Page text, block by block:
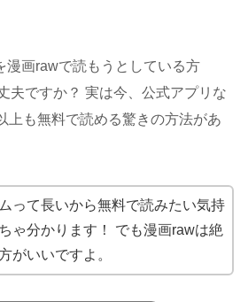
漫画rawで読もうとしている方
夫ですか？ 実は今、公式アプリな
上も無料で読める驚きの方法があ
って長いから無料で読みたい気持
ゃ分かります！ でも漫画rawは絶
がいいですよ。